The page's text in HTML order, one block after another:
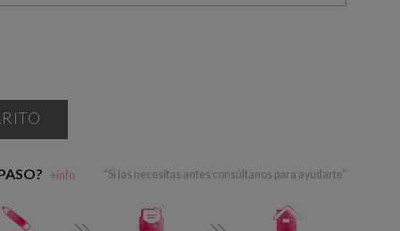
+info “Si las necesitas antes consúltanos para ayudarte”